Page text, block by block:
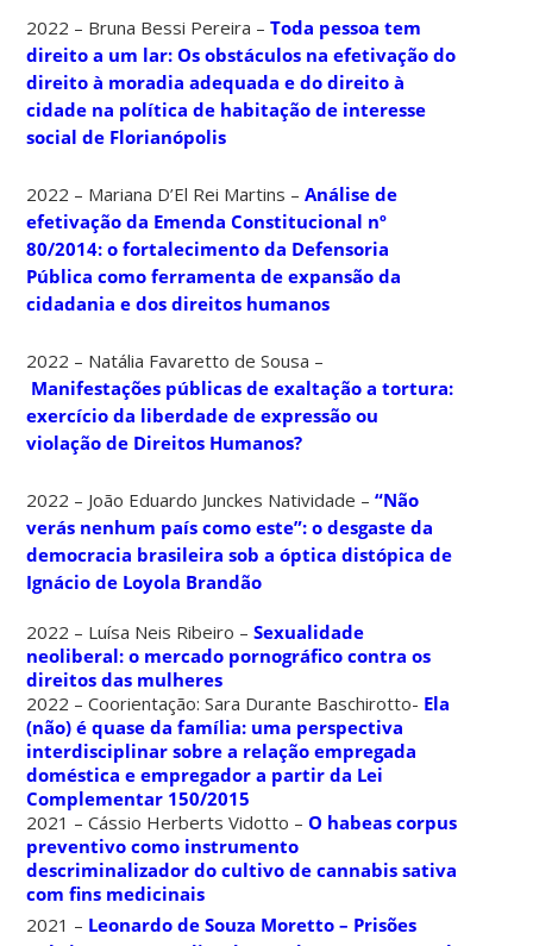
2022 – Bruna Bessi Pereira –Toda pessoa tem
direito a um lar: Os obstáculos na efetivação do
direito à moradia adequada e do direito à
cidade na política de habitação de interesse
social de Florianópolis
2022 – Mariana D’El Rei Martins –Análise de
efetivação da Emenda Constitucional nº
80/2014: o fortalecimento da Defensoria
Pública como ferramenta de expansão da
cidadania e dos direitos humanos
2022 – Natália Favaretto de Sousa –
Manifestações públicas de exaltação a tortura:
exercício da liberdade de expressão ou
violação de Direitos Humanos?
2022 – João Eduardo Junckes Natividade –“Não
verás nenhum país como este”: o desgaste da
democracia brasileira sob a óptica distópica de
Ignácio de Loyola Brandão
2022 – Luísa Neis Ribeiro –Sexualidade
neoliberal: o mercado pornográfico contra os
direitos das mulheres
2022 – Coorientação: Sara Durante Baschirotto- Ela
(não) é quase da família: uma perspectiva
interdisciplinar sobre a relação empregada
doméstica e empregador a partir da Lei
Complementar 150/2015
2021 – Cássio Herberts Vidotto –O habeas corpus
preventivo como instrumento
descriminalizador do cultivo de cannabis sativa
com fins medicinais
2021 – Leonardo de Souza Moretto – Prisões